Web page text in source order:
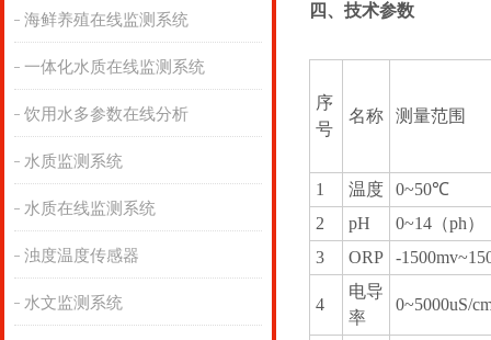
海鲜养殖在线监测系统
一体化水质在线监测系统
饮用水多参数在线分析
水质监测系统
水质在线监测系统
浊度温度传感器
水文监测系统
四、技术参数
序
号
名称 测量范围
1 温度
0~50℃
2
pH
0~14（ph）
3
ORP -
4
电导
率
0~5000uS/